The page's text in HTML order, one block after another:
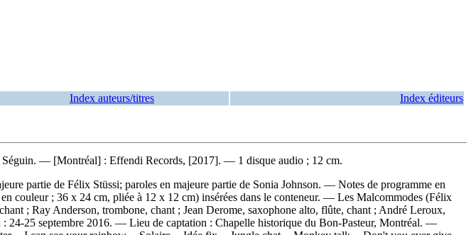
Index auteurs/titres Index éditeurs
. — [Montréal] : Effendi Records, [2017]. — 1 disque audio ; 12 cm.
partie de Félix Stüssi; paroles en majeure partie de Sonia Johnson. — Notes de programme en
couleur ; 36 x 24 cm, pliée à 12 x 12 cm) insérées dans le conteneur. — Les Malcommodes (Félix
; Ray Anderson, trombone, chant ; Jean Derome, saxophone alto, flûte, chant ; André Leroux,
24-25 septembre 2016. — Lieu de captation : Chapelle historique du Bon-Pasteur, Montréal. —